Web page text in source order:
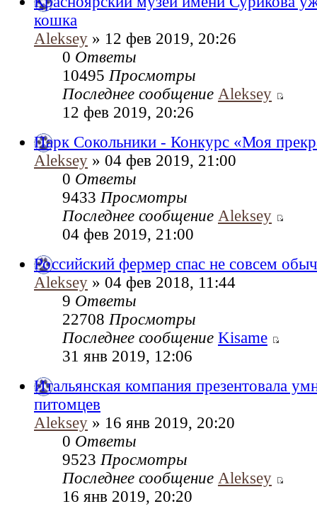
кошка
Aleksey » 12 фев 2019, 20:26
0 Ответы
10495 Просмотры
Последнее сообщение Aleksey
12 фев 2019, 20:26
Парк Сокольники - Конкурс «Моя
Aleksey » 04 фев 2019, 21:00
0 Ответы
9433 Просмотры
Последнее сообщение Aleksey
04 фев 2019, 21:00
Российский фермер спас не совсем
Aleksey » 04 фев 2018, 11:44
9 Ответы
22708 Просмотры
Последнее сообщение Kisame
31 янв 2019, 12:06
Итальянская компания презентовала
питомцев
Aleksey » 16 янв 2019, 20:20
0 Ответы
9523 Просмотры
Последнее сообщение Aleksey
16 янв 2019, 20:20